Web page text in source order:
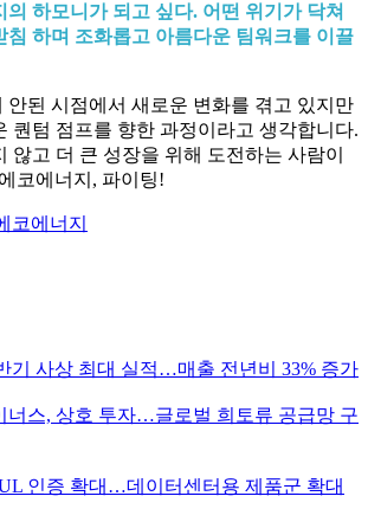
하모니가 되고 싶다. 어떤 위기가 닥쳐
침 하며 조화롭고 아름다운 팀워크를 이끌
안된 시점에서 새로운 변화를 겪고 있지만
퀀텀 점프를 향한 과정이라고 생각합니다.
않고 더 큰 성장을 위해 도전하는 사람이
코에너지, 파이팅!
코에너지
기 사상 최대 실적…매출 전년비 33% 증가
너스, 상호 투자…글로벌 희토류 공급망 구
인증 확대…데이터센터용 제품군 확대